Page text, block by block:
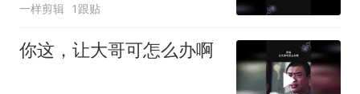
一样剪辑 1跟贴
你这，让大哥可怎么办啊